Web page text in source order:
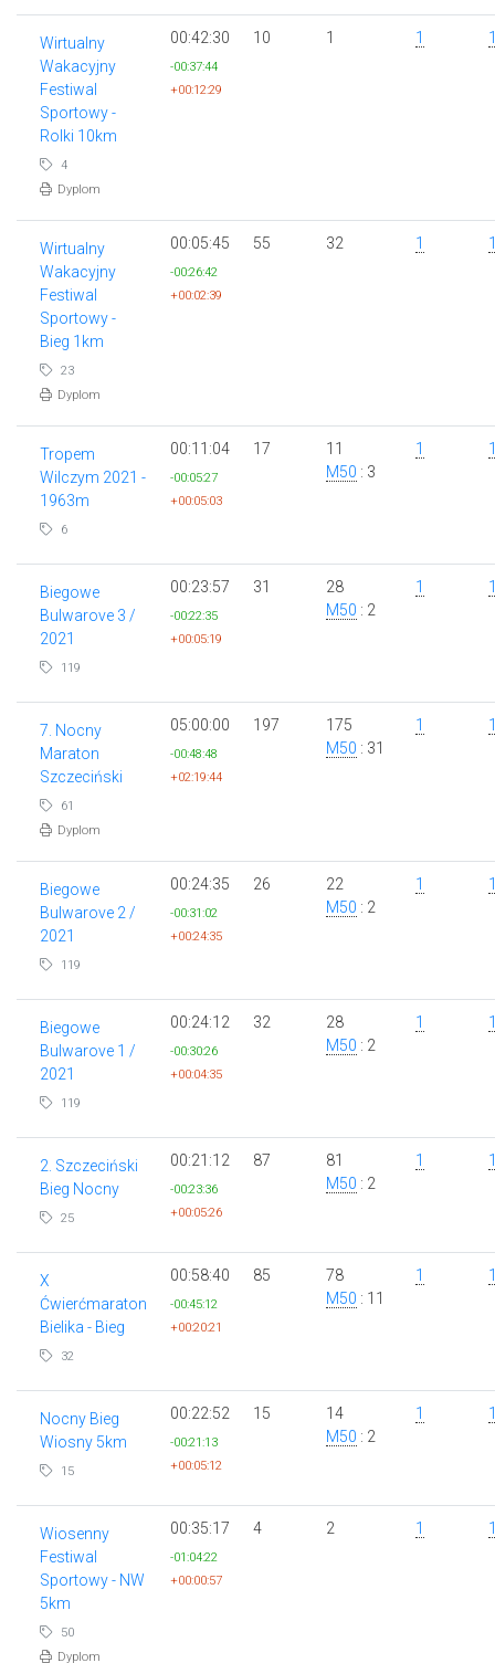
Wirtualny
Wakacyjny
Festiwal
Sportowy -
Rolki 10km
4
Dyplom
00:42:30
-00:37:44
+00:12:29
10 1 1
Wirtualny
Wakacyjny
Festiwal
Sportowy -
Bieg 1km
23
Dyplom
00:05:45
-00:26:42
+00:02:39
55 32 1
Tropem
Wilczym 2021 -
1963m
6
00:11:04
-00:05:27
+00:05:03
17
11
M50 : 3
1
Biegowe
Bulwarove 3 /
2021
119
00:23:57
-00:22:35
+00:05:19
31
28
M50 : 2
1
7. Nocny
Maraton
Szczeciński
61
Dyplom
05:00:00
-00:48:48
+02:19:44
197
175
M50 : 31
1
Biegowe
Bulwarove 2 /
2021
119
00:24:35
-00:31:02
+00:24:35
26
22
M50 : 2
1
Biegowe
Bulwarove 1 /
2021
119
00:24:12
-00:30:26
+00:04:35
32
28
M50 : 2
1
2. Szczeciński
Bieg Nocny
25
00:21:12
-00:23:36
+00:05:26
87
81
M50 : 2
1
X
Ćwierćmaraton
Bielika - Bieg
32
00:58:40
-00:45:12
+00:20:21
85
78
M50 : 11
1
Nocny Bieg
Wiosny 5km
15
00:22:52
-00:21:13
+00:05:12
15
14
M50 : 2
1
Wiosenny
Festiwal
Sportowy - NW
5km
50
Dyplom
00:35:17
-01:04:22
+00:00:57
4 2 1